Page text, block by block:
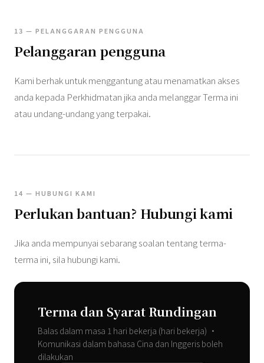
13 — PELANGGARAN PENGGUNA
Pelanggaran pengguna
Kami berhak untuk menggantung atau menamatkan akses
anda kepada Perkhidmatan jika anda melanggar Terma ini
atau undang-undang yang terpakai.
14 — HUBUNGI KAMI
Perlukan bantuan? Hubungi kami
Jika anda mempunyai sebarang soalan tentang terma-
terma ini, sila hubungi kami.
Terma dan Syarat Rundingan
Balas dalam masa 1 hari bekerja (hari bekerja) •
Komunikasi dalam bahasa Cina dan Inggeris boleh
dilakukan